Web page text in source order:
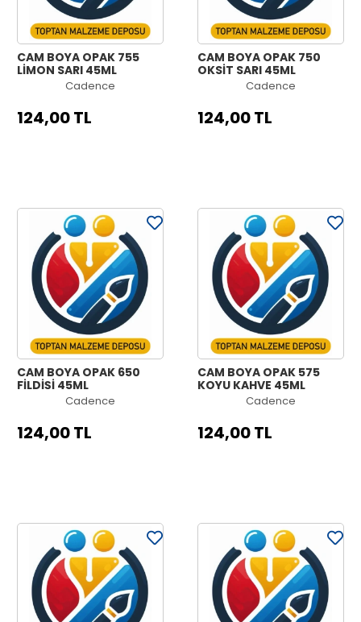
CAM BOYA OPAK 755
LİMON SARI 45ML
Cadence
124,00 TL
CAM BOYA OPAK 750
OKSİT SARI 45ML
Cadence
124,00 TL
CAM BOYA OPAK 650
FİLDİŞİ 45ML
Cadence
124,00 TL
CAM BOYA OPAK 575
KOYU KAHVE 45ML
Cadence
124,00 TL